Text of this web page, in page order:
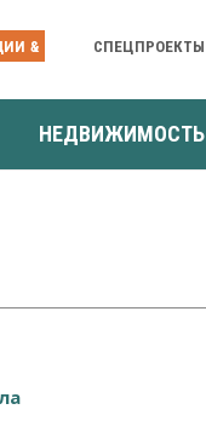
& СПЕЦПРОЕКТЫ
НЕДВИЖИМОСТЬ